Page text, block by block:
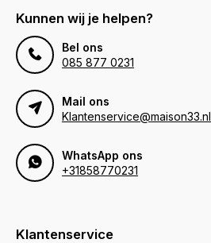
Kunnen wij je helpen?
Bel ons
085 877 0231
Mail ons
Klantenservice@maison33.nl
WhatsApp ons
+31858770231
Klantenservice